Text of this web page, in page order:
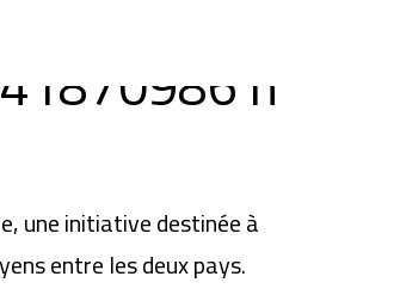
une initiative destinée à
entre les deux pays.